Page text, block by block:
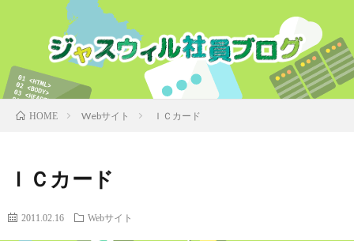
HOME Webサイト ＩＣカード
ＩＣカード
2011.02.16 Webサイト